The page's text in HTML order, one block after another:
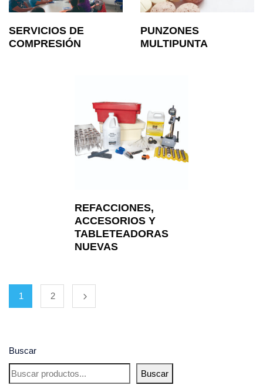
Buscar
Buscar
SERVICIOS DE
COMPRESIÓN
PUNZONES
MULTIPUNTA
REFACCIONES,
ACCESORIOS Y
TABLETEADORAS
NUEVAS
1 2